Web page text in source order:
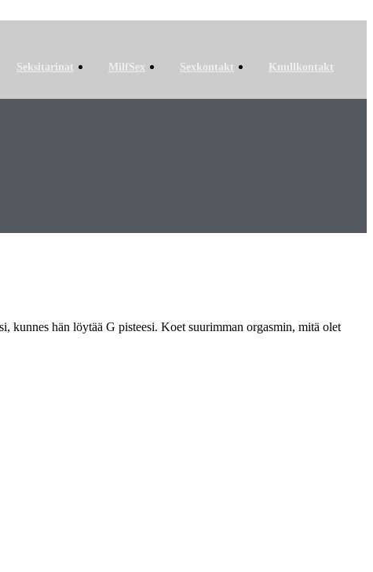
Seksitarinat MilfSex Sexkontakt
Knullkontakt
kunnes hän löytää G pisteesi. Koet suurimman orgasmin, mitä olet